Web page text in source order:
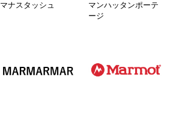
マナスタッシュ
マンハッタンポーテ
ージ